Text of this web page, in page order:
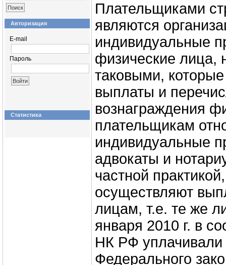
Авторизация
E-mail
Пароль
Статистика
Плательщиками
являются
индивидуальные
физические лица,
таковыми,
выплаты и
вознаграждения
плательщикам
индивидуальные
адвокаты и
частной
осуществляют
лицам, т.е. те же
января 2010 г. в
НК РФ
Федерального